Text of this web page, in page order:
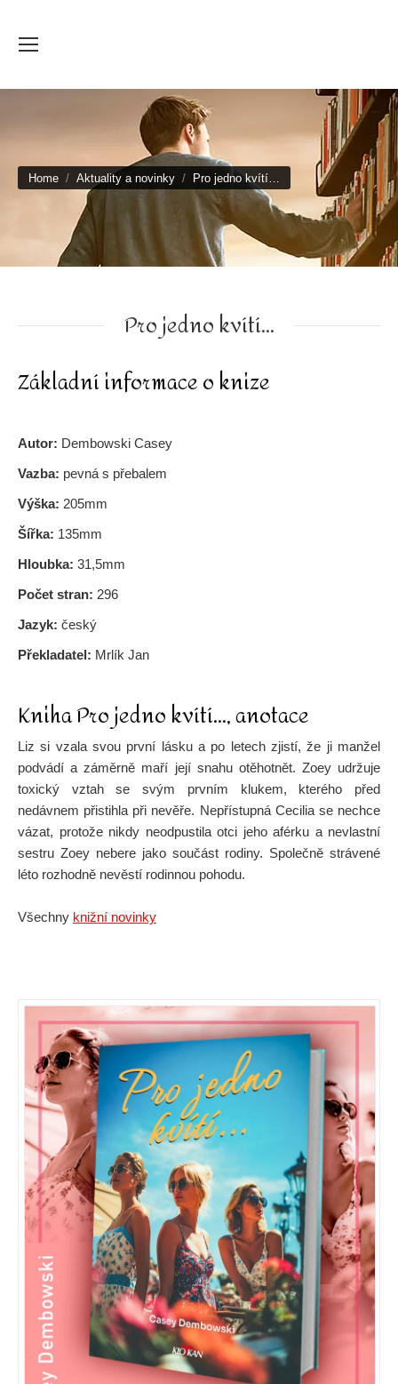
You are here:
Home Aktuality a novinky Pro jedno kvítí…
Pro jedno kvítí...
Základní informace o knize
Autor: Dembowski Casey
Vazba: pevná s přebalem
Výška: 205mm
Šířka: 135mm
Hloubka: 31,5mm
Počet stran: 296
Jazyk: český
Překladatel: Mrlík Jan
Kniha Pro jedno kvítí…, anotace
Liz si vzala svou první lásku a po letech zjistí, že ji manžel
podvádí a záměrně maří její snahu otěhotnět. Zoey udržuje
toxický vztah se svým prvním klukem, kterého před
nedávnem přistihla při nevěře. Nepřístupná Cecilia se nechce
vázat, protože nikdy neodpustila otci jeho aférku a nevlastní
sestru Zoey nebere jako součást rodiny. Společně strávené
léto rozhodně nevěstí rodinnou pohodu.
Všechny knižní novinky